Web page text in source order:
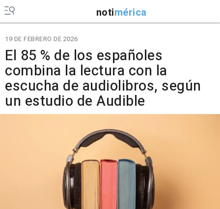
notimérica
19 DE FEBRERO DE 2026
El 85 % de los españoles
combina la lectura con la
escucha de audiolibros, según
un estudio de Audible